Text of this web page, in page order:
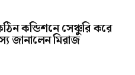
কন্ডিশনে সেঞ্চুরি করে
জানালেন মিরাজ